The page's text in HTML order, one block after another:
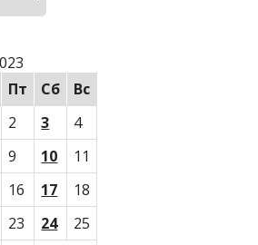
Пт Сб
Вс
2 3
4
9 10
11
16 17
18
23 24
25